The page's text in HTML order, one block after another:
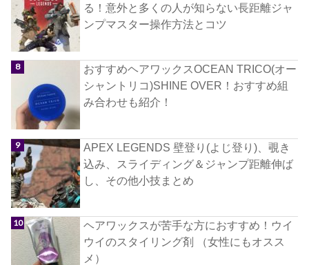
る！意外と多くの人が知らない長距離ジャ
ンプマスター操作方法とコツ
おすすめヘアワックスOCEAN TRICO(オー
シャントリコ)SHINE OVER！おすすめ組
み合わせも紹介！
APEX LEGENDS 壁登り(よじ登り)、覗き
込み、スライディング＆ジャンプ距離伸ば
し、その他小技まとめ
ヘアワックスが苦手な方におすすめ！ウイ
ウイのスタイリング剤 （女性にもオスス
メ）